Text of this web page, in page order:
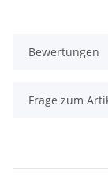
Bewertungen
Frage zum